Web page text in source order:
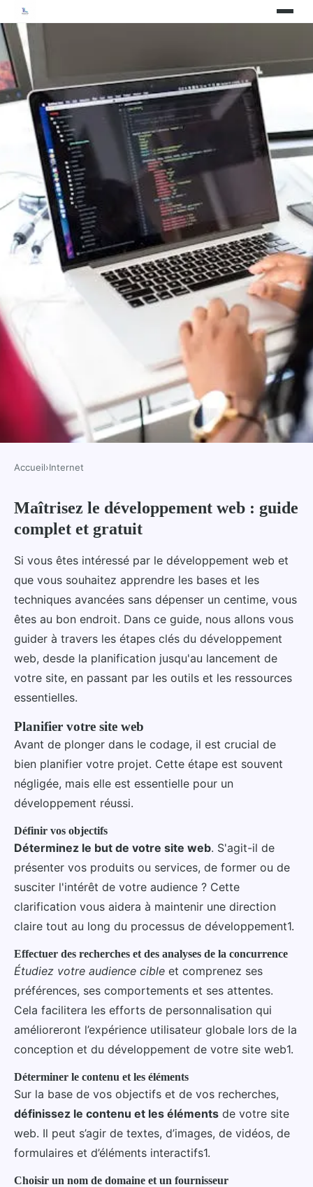
Maîtrisez le développement web
: guide complet et gratuit
Maël•7 mars 2025•8 min de lecture
Accueil›Internet
Maîtrisez le développement web : guide
complet et gratuit
Si vous êtes intéressé par le développement web et
que vous souhaitez apprendre les bases et les
techniques avancées sans dépenser un centime, vous
êtes au bon endroit. Dans ce guide, nous allons vous
guider à travers les étapes clés du développement
web, desde la planification jusqu'au lancement de
votre site, en passant par les outils et les ressources
essentielles.
Planifier votre site web
Avant de plonger dans le codage, il est crucial de
bien planifier votre projet. Cette étape est souvent
négligée, mais elle est essentielle pour un
développement réussi.
Définir vos objectifs
Déterminez le but de votre site web. S'agit-il de
présenter vos produits ou services, de former ou de
susciter l'intérêt de votre audience ? Cette
clarification vous aidera à maintenir une direction
claire tout au long du processus de développement1.
Effectuer des recherches et des analyses de la concurrence
Étudiez votre audience cible et comprenez ses
préférences, ses comportements et ses attentes.
Cela facilitera les efforts de personnalisation qui
amélioreront l’expérience utilisateur globale lors de la
conception et du développement de votre site web1.
Déterminer le contenu et les éléments
Sur la base de vos objectifs et de vos recherches,
définissez le contenu et les éléments de votre site
web. Il peut s’agir de textes, d’images, de vidéos, de
formulaires et d’éléments interactifs1.
Choisir un nom de domaine et un fournisseur